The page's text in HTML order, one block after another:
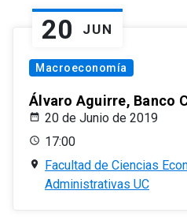
20 JUN
Macroeconomía
Álvaro Aguirre, Banco
20 de Junio de 2019
17:00
Facultad de Ciencias
Administrativas UC